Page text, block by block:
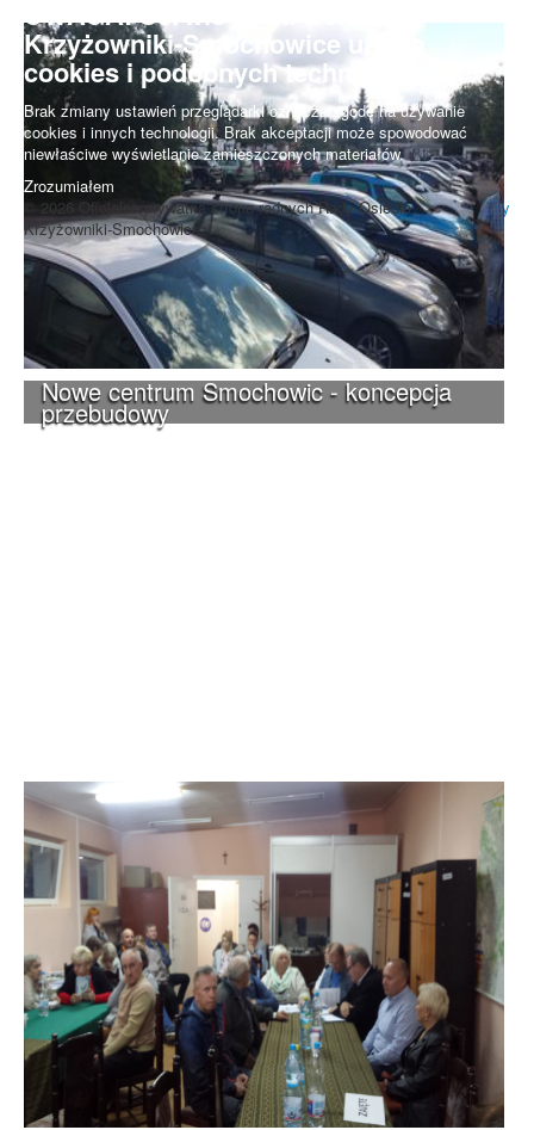
Nowe centrum Smochowic - koncepcja
przebudowy
UWAGA! Serwis Rada Osiedla
Krzyżowniki-Smochowice używa
cookies i podobnych technologii.
Brak zmiany ustawień przeglądarki oznacza zgodę na używanie
cookies i innych technologii. Brak akceptacji może spowodować
niewłaściwe wyświetlanie zamieszczonych materiałów.
Zrozumiałem
Do góry
© 2026 Oficjalna prywatna strona radnych Rady Osiedla
Krzyżowniki-Smochowice.